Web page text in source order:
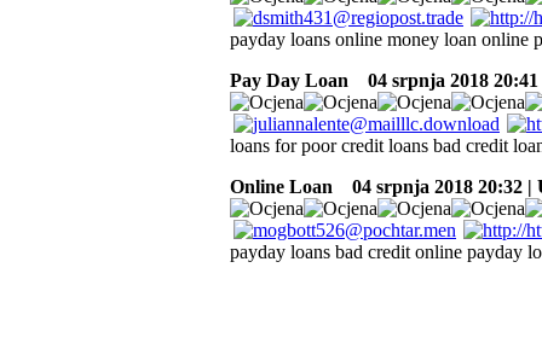
payday loans online money loan online
Pay Day Loan
04 srpnja 2018
loans for poor credit loans bad credit
Online Loan
04 srpnja 2018 20:32 |
payday loans bad credit online payday